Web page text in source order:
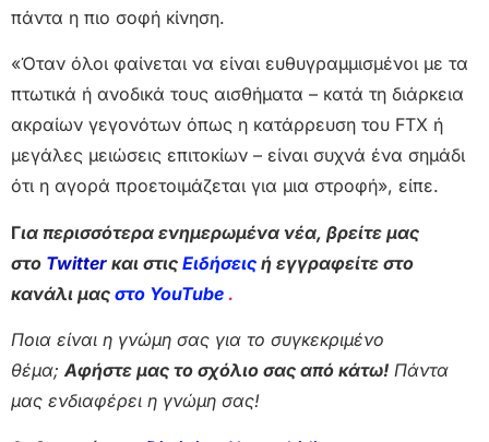
πάντα η πιο σοφή κίνηση.
«Όταν όλοι φαίνεται να είναι ευθυγραμμισμένοι με τα
πτωτικά ή ανοδικά τους αισθήματα – κατά τη διάρκεια
ακραίων γεγονότων όπως η κατάρρευση του FTX ή
μεγάλες μειώσεις επιτοκίων – είναι συχνά ένα σημάδι
ότι η αγορά προετοιμάζεται για μια στροφή», είπε.
Για περισσότερα ενημερωμένα νέα, βρείτε μας
στο Twitter και στις Ειδήσεις ή εγγραφείτε στο
κανάλι μας στο YouTube .
Ποια είναι η γνώμη σας για το συγκεκριμένο
θέμα;Αφήστε μας το σχόλιο σας από κάτω! Πάντα
μας ενδιαφέρει η γνώμη σας!